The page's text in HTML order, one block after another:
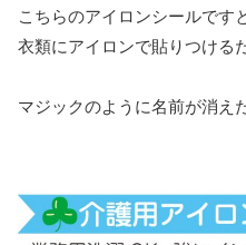
こちらのアイロンシールですと
衣類にアイロンで貼りつける
マジックのように名前が消え